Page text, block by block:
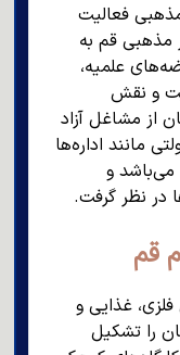
فعالیت
مذهبی قم به
علمیه،
و نقش
از مشاغل آزاد
مانند اداره‌ها
می‌باشد و
در نظر گرفت.
قم
غذایی و
را تشکیل